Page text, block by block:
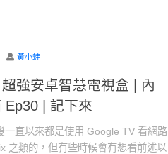
黃小蛙
強安卓智慧電視盒 | 內
Ep30 | 記下來
一直以來都是使用 Google TV 看網路
之類的，但有些時候會有想看前述以